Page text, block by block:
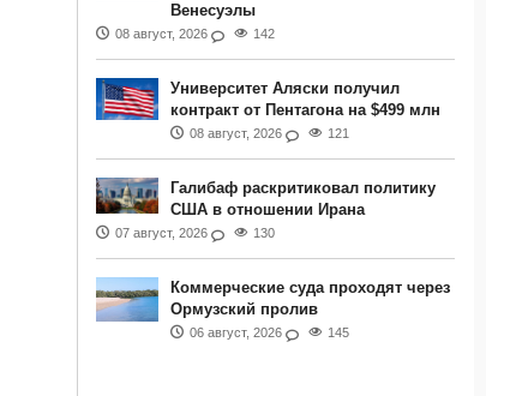
Венесуэлы
08 август, 2026 142
Университет Аляски получил
контракт от Пентагона на $499 млн
08 август, 2026 121
Галибаф раскритиковал политику
США в отношении Ирана
07 август, 2026 130
Коммерческие суда проходят через
Ормузский пролив
06 август, 2026 145